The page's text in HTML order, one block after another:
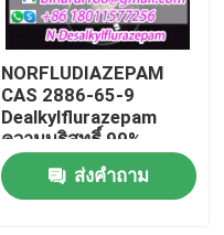
NORFLUDIAZEPAM
CAS 2886-65-9
Dealkylflurazepam
ความบริสุทธิ์ 99%
ส่งคำถาม